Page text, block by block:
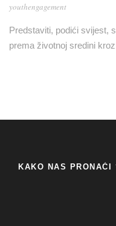
youthengagement
Predstaviti, podići svijest,
prema životnoj sredini
KAKO NAS PRONAĆI